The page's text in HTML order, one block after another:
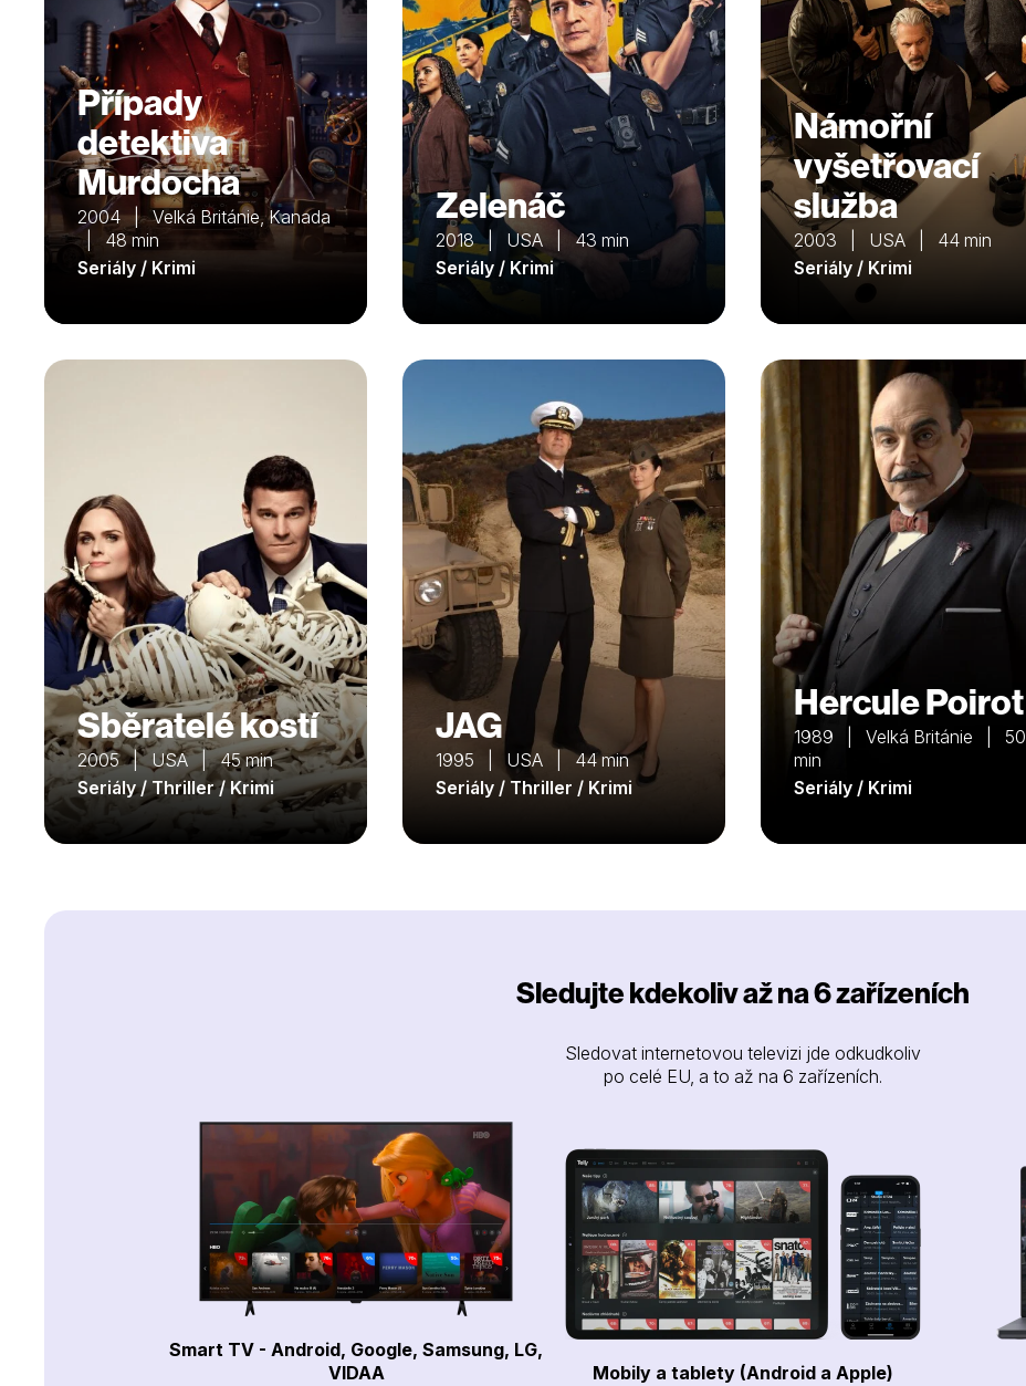
Případy
detektiva
Murdocha
2004 | Velká Británie, Kanada
| 48 min
Seriály / Krimi
Zelenáč
2018 | USA | 43 min
Seriály / Krimi
Námořní
vyšetřovací
služba
2003 | USA | 44 min
Seriály / Krimi
Sběratelé kostí
2005 | USA | 45 min
Seriály / Thriller / Krimi
JAG
1995 | USA | 44 min
Seriály / Thriller / Krimi
Hercule Poirot
1989 | Velká Británie | 50
min
Seriály / Krimi
Sledujte kdekoliv až na 6 zařízeních
Sledovat internetovou televizi jde odkudkoliv
po celé EU, a to až na 6 zařízeních.
Smart TV - Android, Google, Samsung, LG,
VIDAA
Mobily a tablety (Android a Apple)